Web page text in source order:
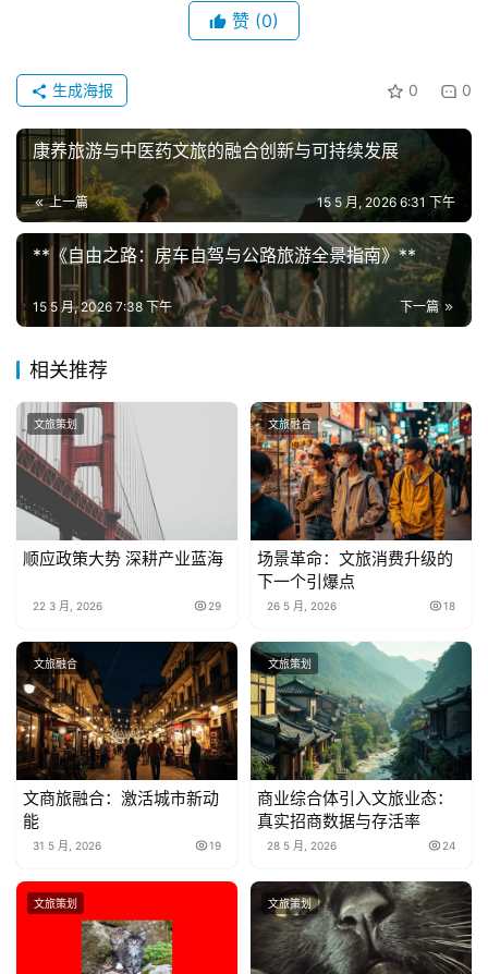
赞 (0)
0 0
生成海报
康养旅游与中医药文旅的融合创新与可持续发展
上一篇 15 5 月, 2026 6:31 下午
**《自由之路：房车自驾与公路旅游全景指南》**
下一篇
15 5 月, 2026 7:38 下午
相关推荐
文旅策划
顺应政策大势 深耕产业蓝海
22 3 月, 2026 29
文旅融合
场景革命：文旅消费升级的
下一个引爆点
26 5 月, 2026 18
文旅融合
文商旅融合：激活城市新动
能
31 5 月, 2026 19
文旅策划
商业综合体引入文旅业态：
真实招商数据与存活率
28 5 月, 2026 24
文旅策划 文旅策划